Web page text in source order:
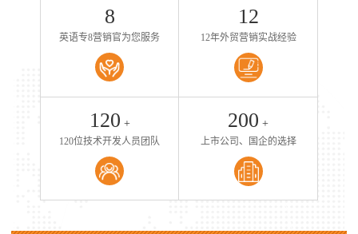
8
英语专8营销官为您服务
12
12年外贸营销实战经验
120 +
120位技术开发人员团队
200 +
上市公司、国企的选择